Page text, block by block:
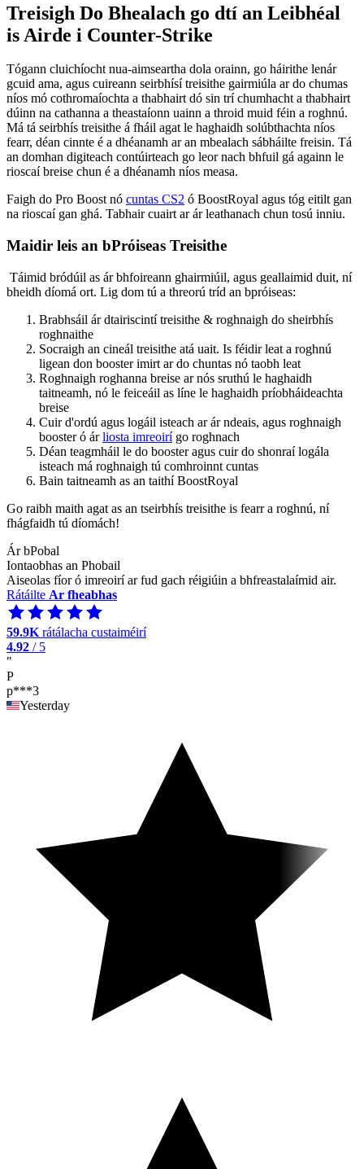
Treisigh Do Bhealach go dtí an Leibhéal
is Airde i Counter-Strike
Tógann cluichíocht nua-aimseartha dola orainn, go háirithe lenár
gcuid ama, agus cuireann seirbhísí treisithe gairmiúla ar do chumas
níos mó cothromaíochta a thabhairt dó sin trí chumhacht a thabhairt
dúinn na cathanna a theastaíonn uainn a throid muid féin a roghnú.
Má tá seirbhís treisithe á fháil agat le haghaidh solúbthachta níos
fearr, déan cinnte é a dhéanamh ar an mbealach sábháilte freisin. Tá
an domhan digiteach contúirteach go leor nach bhfuil gá againn le
rioscaí breise chun é a dhéanamh níos measa.
Faigh do Pro Boost nó cuntas CS2 ó BoostRoyal agus tóg eitilt gan
na rioscaí gan ghá. Tabhair cuairt ar ár leathanach chun tosú inniu.
Maidir leis an bPróiseas Treisithe
Táimid bródúil as ár bhfoireann ghairmiúil, agus geallaimid duit, ní
bheidh díomá ort. Lig dom tú a threorú tríd an bpróiseas:
Brabhsáil ár dtairiscintí treisithe & roghnaigh do sheirbhís
roghnaithe
Socraigh an cineál treisithe atá uait. Is féidir leat a roghnú
ligean don booster imirt ar do chuntas nó taobh leat
Roghnaigh roghanna breise ar nós sruthú le haghaidh
taitneamh, nó le feiceáil as líne le haghaidh príobháideachta
breise
Cuir d'ordú agus logáil isteach ar ár ndeais, agus roghnaigh
booster ó árliosta imreoirígo roghnach
Déan teagmháil le do booster agus cuir do shonraí logála
isteach má roghnaigh tú comhroinnt cuntas
Bain taitneamh as an taithí BoostRoyal
Go raibh maith agat as an tseirbhís treisithe is fearr a roghnú, ní
fhágfaidh tú díomách!
Ár bPobal
Iontaobhas an Phobail
Aiseolas fíor ó imreoirí ar fud gach réigiúin a bhfreastalaímid air.
Rátáilte Ar fheabhas
59.9K rátálacha custaiméirí
4.92 / 5
"
P
p***3
Yesterday